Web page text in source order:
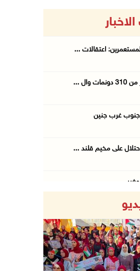
اعتقالات ...
...
جنوب غرب جنين
أميركيا على تطورا ...
Previous